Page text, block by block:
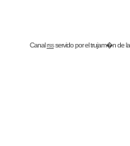
Canalrssservido por eltrujam�nde